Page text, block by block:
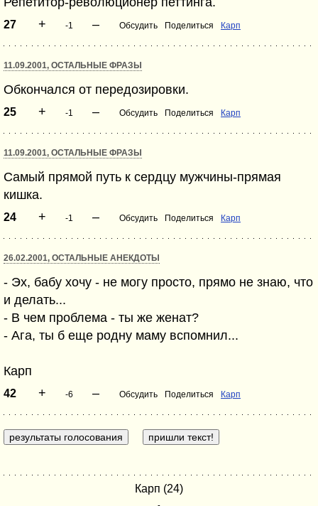
27 + -1 – Обсудить Поделиться Карп
11.09.2001, ОСТАЛЬНЫЕ ФРАЗЫ
Обкончался от передозировки.
25 + -1 – Обсудить Поделиться Карп
11.09.2001, ОСТАЛЬНЫЕ ФРАЗЫ
Самый прямой путь к сердцу мужчины-прямая
кишка.
24 + -1 – Обсудить Поделиться Карп
26.02.2001, ОСТАЛЬНЫЕ АНЕКДОТЫ
- Эх, бабу хочу - не могу просто, прямо не знаю, что
и делать...
- В чем проблема - ты же женат?
- Ага, ты б еще родну маму вспомнил...
Карп
42 + -6 – Обсудить Поделиться Карп
Карп (24)